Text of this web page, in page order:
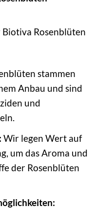
Biotiva Rosenblüten
stammen
Anbau und sind
und
Wir legen Wert auf
um das Aroma und
der Rosenblüten